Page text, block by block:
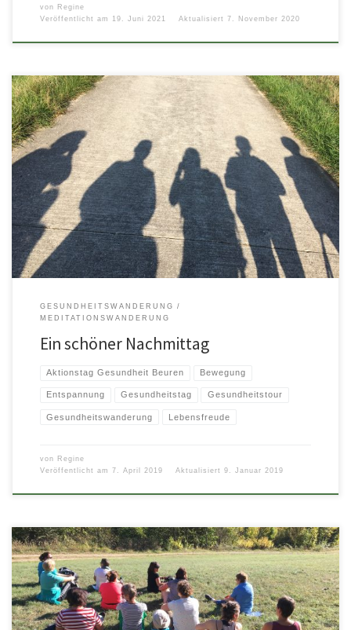
von Regine
Veröffentlicht am
19. Juni 2021 Aktualisiert 7. November 2020
Das Leben mit jedem Schritt erwandern. Entspannt den Nachmittag
genießen und dabei den Frühling einatmen. Herrlich – … und danach […]
GESUNDHEITSWANDERUNG
MEDITATIONSWANDERUNG
Ein schöner Nachmittag
Aktionstag Gesundheit Beuren Bewegung
Entspannung Gesundheitstag Gesundheitstour
Gesundheitswanderung Lebensfreude
von Regine
Veröffentlicht am 7. April 2019 Aktualisiert 9. Januar 2019
Kräftig ist die Natur im April. Alles kommt nach dem Winter mit Macht in